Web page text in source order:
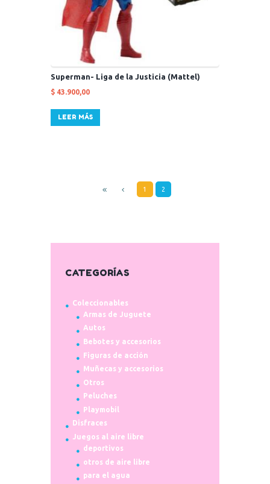
Superman- Liga de la Justicia (Mattel)
$ 43.900,00
LEER MÁS
1 2
CATEGORÍAS
Coleccionables
Armas de Juguete
Autos
Bebotes y accesorios
Figuras de acción
Muñecas y accesorios
Otros
Peluches
Playmobil
Disfraces
Juegos al aire libre
deportivos
otros de aire libre
para el agua